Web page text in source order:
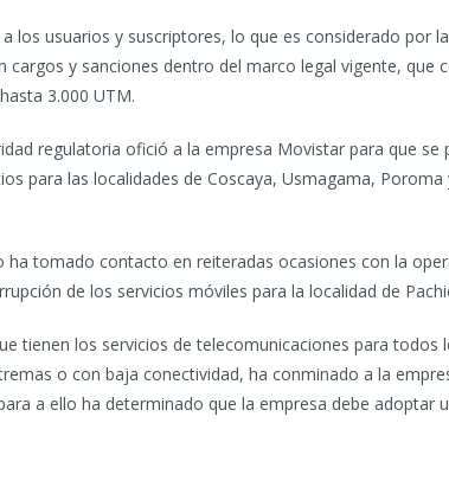
los usuarios y suscriptores, lo que es considerado por
cargos y sanciones dentro del marco legal vigente, que
3.000 UTM.
regulatoria ofició a la empresa Movistar para que se
para las localidades de Coscaya, Usmagama, Poroma
tomado contacto en reiteradas ocasiones con la
de los servicios móviles para la localidad de
tienen los servicios de telecomunicaciones para todos
o con baja conectividad, ha conminado a la
a ello ha determinado que la empresa debe adoptar